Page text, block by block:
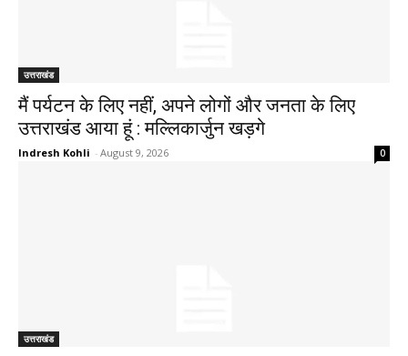
उत्तराखंड
मैं पर्यटन के लिए नहीं, अपने लोगों और जनता के लिए
उत्तराखंड आया हूं : मल्लिकार्जुन खड़गे
Indresh Kohli - August 9, 2026 0
उत्तराखंड